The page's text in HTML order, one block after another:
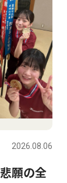
2026.08.06
願の全